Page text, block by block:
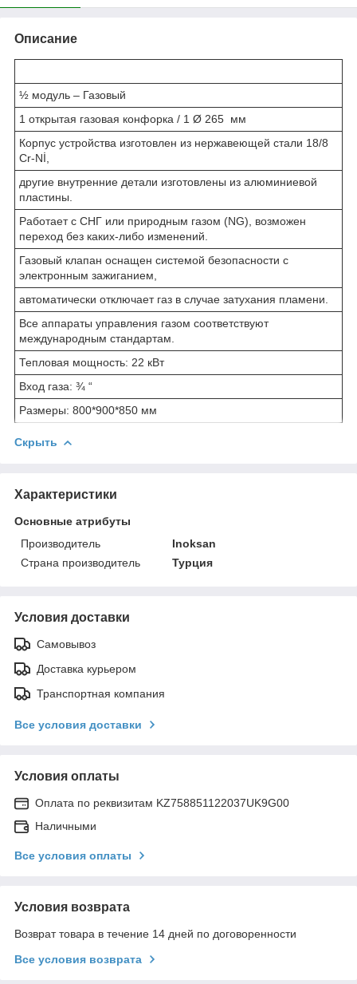
Описание
½ модуль – Газовый
1 открытая газовая конфорка / 1 Ø 265 мм
Корпус устройства изготовлен из нержавеющей стали 18/8
Cr-Nİ,
другие внутренние детали изготовлены из алюминиевой
пластины.
Работает с СНГ или природным газом (NG), возможен
переход без каких-либо изменений.
Газовый клапан оснащен системой безопасности с
электронным зажиганием,
автоматически отключает газ в случае затухания пламени.
Все аппараты управления газом соответствуют
международным стандартам.
Тепловая мощность: 22 кВт
Вход газа: ¾ “
Размеры: 800*900*850 мм
Скрыть
Характеристики
Основные атрибуты
Производитель
Inoksan
Страна производитель
Турция
Условия доставки
Самовывоз
Доставка курьером
Транспортная компания
Все условия доставки
Условия оплаты
Оплата по реквизитам KZ758851122037UK9G00
Наличными
Все условия оплаты
Условия возврата
Возврат товара в течение 14 дней по договоренности
Все условия возврата